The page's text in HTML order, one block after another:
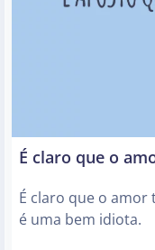
É claro que o
É claro que o amor
é uma bem idiota.